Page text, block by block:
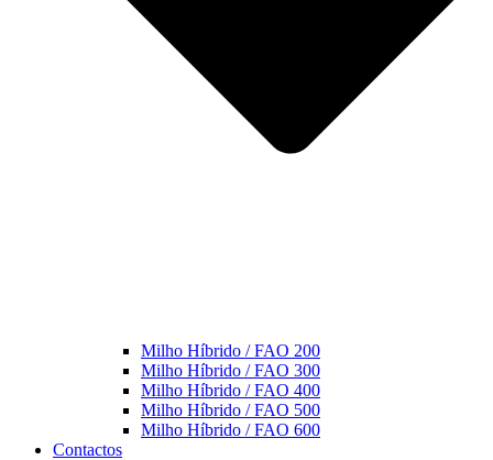
Milho Híbrido / FAO 200
Milho Híbrido / FAO 300
Milho Híbrido / FAO 400
Milho Híbrido / FAO 500
Milho Híbrido / FAO 600
Contactos